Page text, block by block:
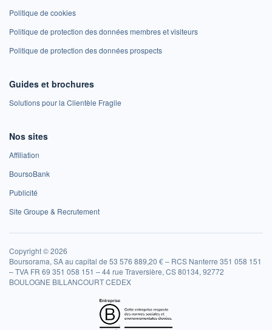
Politique de cookies
Politique de protection des données membres et visiteurs
Politique de protection des données prospects
Guides et brochures
Solutions pour la Clientèle Fragile
Nos sites
Affiliation
BoursoBank
Publicité
Site Groupe & Recrutement
Copyright © 2026
Boursorama, SA au capital de 53 576 889,20 € – RCS Nanterre 351 058 151
– TVA FR 69 351 058 151 – 44 rue Traversière, CS 80134, 92772
BOULOGNE BILLANCOURT CEDEX